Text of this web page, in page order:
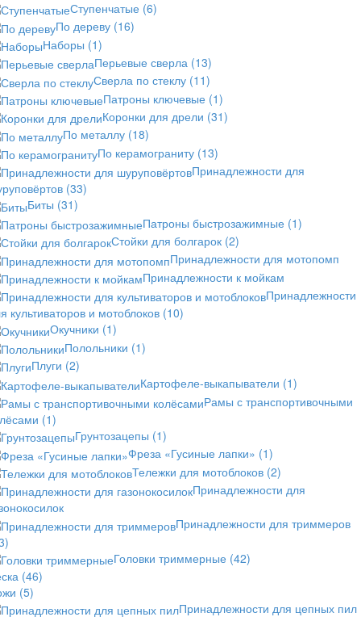
Ступенчатые (6)
По дереву (16)
Наборы (1)
Перьевые сверла (13)
Сверла по стеклу (11)
Патроны ключевые (1)
Коронки для дрели (31)
По металлу (18)
По керамограниту (13)
Принадлежности для
(33)
Биты (31)
Патроны быстрозажимные (1)
Стойки для болгарок (2)
Принадлежности для мотопомп
Принадлежности к мойкам
Принадлежности
культиваторов и мотоблоков (10)
Окучники (1)
Полольники (1)
Плуги (2)
Картофеле-выкапыватели (1)
Рамы с транспортивочными
(1)
Грунтозацепы (1)
Фреза «Гусиные лапки» (1)
Тележки для мотоблоков (2)
Принадлежности для
Принадлежности для триммеров
Головки триммерные (42)
(46)
(5)
Принадлежности для цепных пил